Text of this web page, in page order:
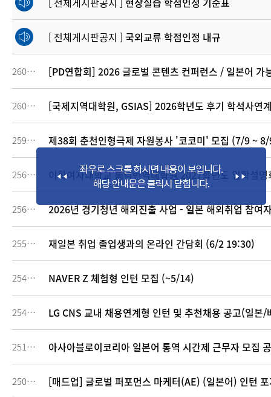
[ 전체게시판공지 ] 국외교류 학점인정 내규
260843 [PD연합회] 2026 글로벌 콘텐츠 컨퍼런스 / 일본어 가
260378 [국제지역대학원, GSIAS] 2026학년도 후기 학석사연
259849 제38회 춘천인형극제 자원봉사 '코코미' 모집 (7/9 ~
256843 이화여자대학교 통역번역대학원 2027학년도 입학설
256271 2026년 경기청년 해외진출 사업 - 일본 해외취업 참여
255379 재일본 취업 졸업생과의 온라인 간담회 (6/2 19:30)
254795 NAVER Z 체험형 인턴 모집 (~5/14)
254788 LG CNS 교내 채용연계형 인턴 및 추천채용 공고(일
251117 아사아블로이코리아 일본어 통역 시간제 근무자 모집
250428 [매드업] 글로벌 퍼포먼스 마케터(AE) (일본어) 인턴